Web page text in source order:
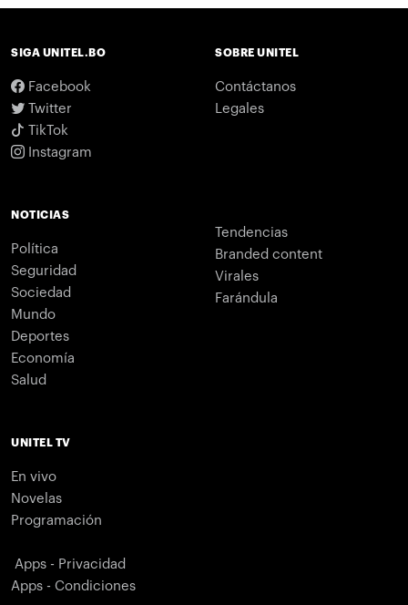
SIGA UNITEL.BO
Facebook
Twitter
TikTok
Instagram
SOBRE UNITEL
Contáctanos
Legales
NOTICIAS
Política
Seguridad
Sociedad
Mundo
Deportes
Economía
Salud
Tendencias
Branded content
Virales
Farándula
UNITEL TV
En vivo
Novelas
Programación
Apps - Privacidad
Apps - Condiciones